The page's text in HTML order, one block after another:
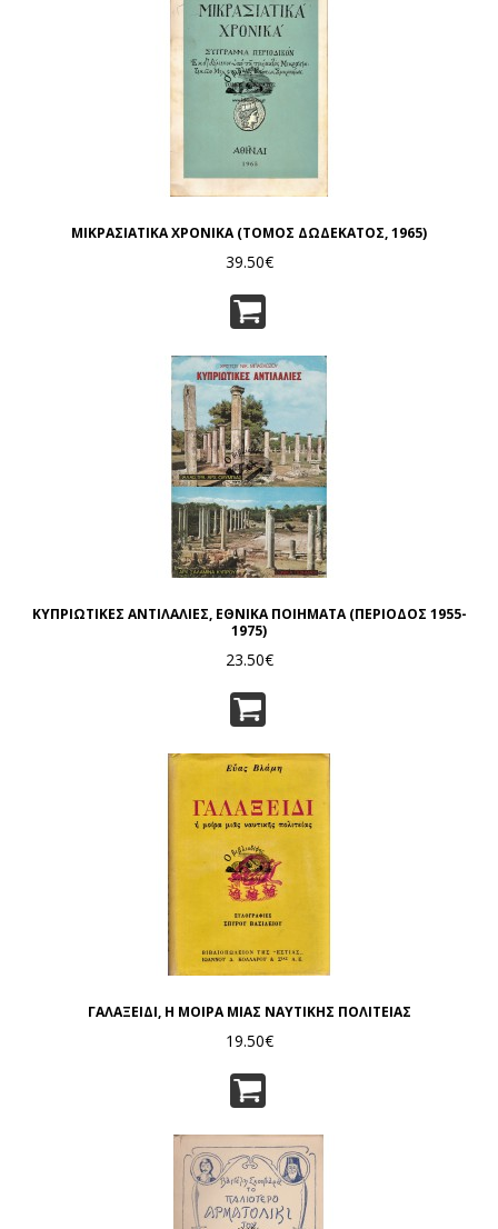
ΜΙΚΡΑΣΙΑΤΙΚΑ ΧΡΟΝΙΚΑ (ΤΟΜΟΣ ΔΩΔΕΚΑΤΟΣ, 1965)
39.50€
ΚΥΠΡΙΩΤΙΚΕΣ ΑΝΤΙΛΑΛΙΕΣ, ΕΘΝΙΚΑ ΠΟΙΗΜΑΤΑ (ΠΕΡΙΟΔΟΣ 1955-
1975)
23.50€
ΓΑΛΑΞΕΙΔΙ, Η ΜΟΙΡΑ ΜΙΑΣ ΝΑΥΤΙΚΗΣ ΠΟΛΙΤΕΙΑΣ
19.50€